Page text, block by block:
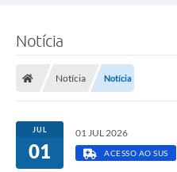
Notícia
Notícia Notícia
JUL
01
01 JUL 2026
ACESSO AO SUS